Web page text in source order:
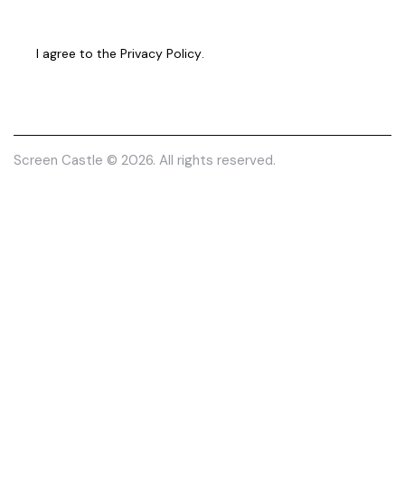
I agree to the Privacy Policy.
Screen Castle © 2026. All rights reserved.